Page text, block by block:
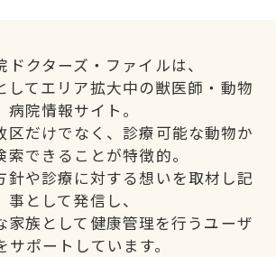
ドクターズ・ファイルは、
してエリア拡大中の獣医師・動物
病院情報サイト。
区だけでなく、診療可能な動物か
索できることが特徴的。
針や診療に対する想いを取材し記
事として発信し、
家族として健康管理を行うユーザ
サポートしています。